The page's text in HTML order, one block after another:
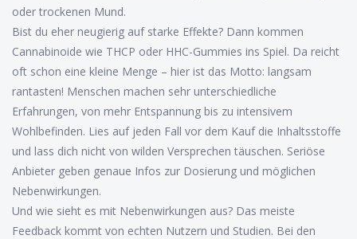
oder trockenen Mund.
Bist du eher neugierig auf starke Effekte? Dann kommen
Cannabinoide wie THCP oder HHC-Gummies ins Spiel. Da reicht
oft schon eine kleine Menge – hier ist das Motto: langsam
rantasten! Menschen machen sehr unterschiedliche
Erfahrungen, von mehr Entspannung bis zu intensivem
Wohlbefinden. Lies auf jeden Fall vor dem Kauf die Inhaltsstoffe
und lass dich nicht von wilden Versprechen täuschen. Seriöse
Anbieter geben genaue Infos zur Dosierung und möglichen
Nebenwirkungen.
Und wie sieht es mit Nebenwirkungen aus? Das meiste
Feedback kommt von echten Nutzern und Studien. Bei den